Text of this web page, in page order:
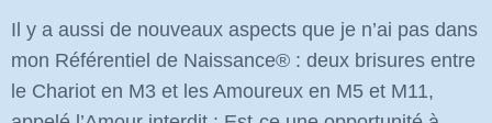
Il y a aussi de nouveaux aspects que je n’ai pas dans
mon Référentiel de Naissance® : deux brisures entre
le Chariot en M3 et les Amoureux en M5 et M11,